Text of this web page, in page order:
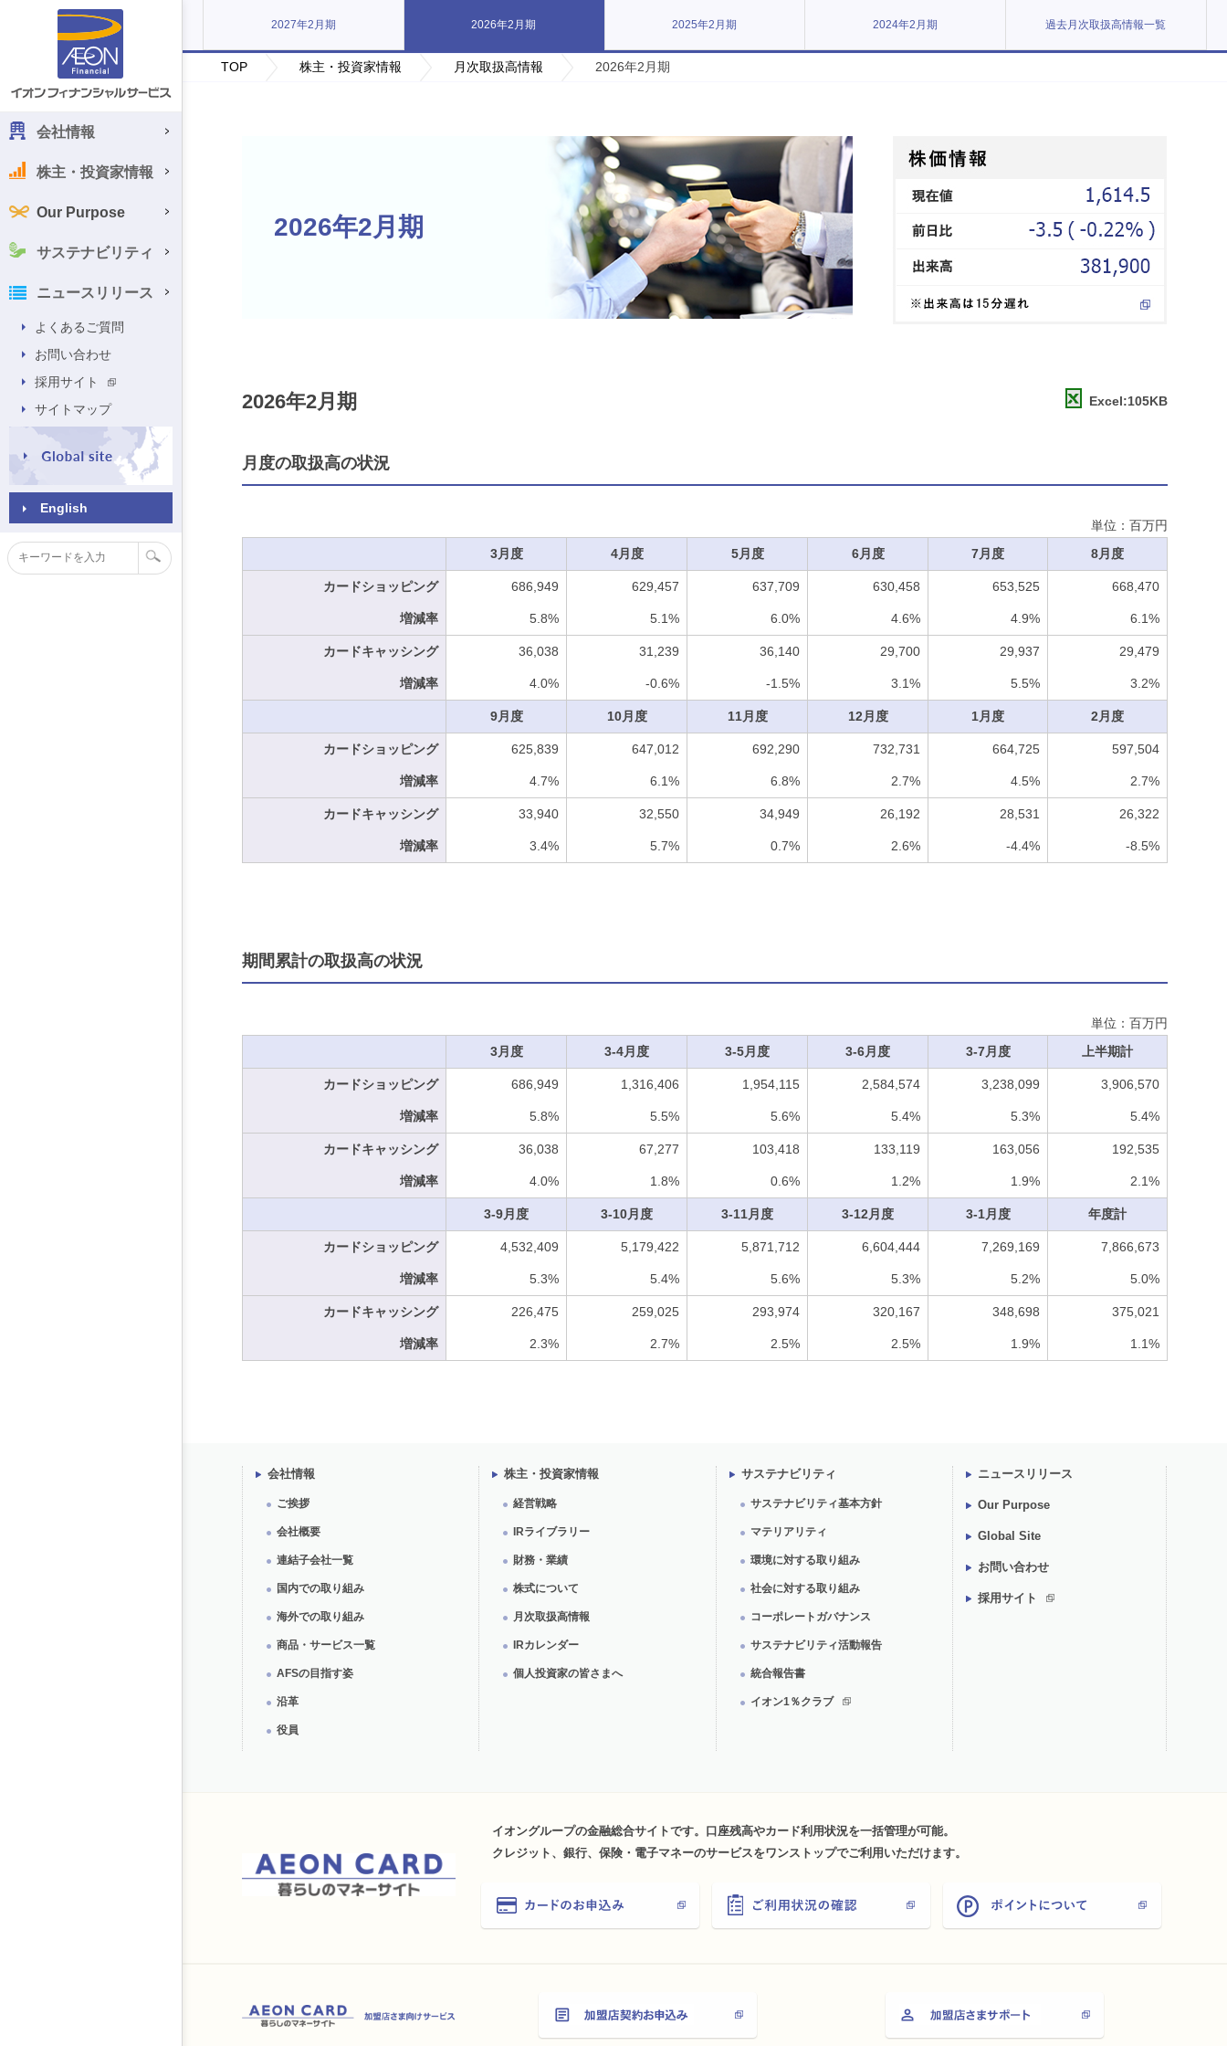
会社情報
株主・投資家情報
Our Purpose
サステナビリティ
ニュースリリース
よくあるご質問
お問い合わせ
採用サイト
サイトマップ
English
2027年2月期 2026年2月期 2025年2月期 2024年2月期 過去月次取扱高情報一覧
TOP 株主・投資家情報 月次取扱高情報 2026年2月期
2026年2月期
2026年2月期 Excel:105KB
月度の取扱高の状況
単位：百万円
3月度
4月度 5月度 6月度 7月度 8月度
カードショッピング 686,949 629,457 637,709 630,458 653,525 668,470
増減率 5.8% 5.1% 6.0% 4.6% 4.9% 6.1%
カードキャッシング 36,038 31,239 36,140 29,700 29,937 29,479
増減率 4.0% -0.6% -1.5% 3.1% 5.5% 3.2%
9月度 10月度 11月度 12月度 1月度 2月度
カードショッピング 625,839 647,012 692,290 732,731 664,725 597,504
増減率 4.7% 6.1% 6.8% 2.7% 4.5% 2.7%
カードキャッシング 33,940 32,550 34,949 26,192 28,531 26,322
増減率 3.4% 5.7% 0.7% 2.6% -4.4% -8.5%
期間累計の取扱高の状況
単位：百万円
3月度
3-4月度 3-5月度 3-6月度 3-7月度 上半期計
カードショッピング 686,949 1,316,406 1,954,115 2,584,574 3,238,099 3,906,570
増減率 5.8% 5.5% 5.6% 5.4% 5.3% 5.4%
カードキャッシング 36,038 67,277 103,418 133,119 163,056 192,535
増減率 4.0% 1.8% 0.6% 1.2% 1.9% 2.1%
3-9月度 3-10月度 3-11月度 3-12月度 3-1月度 年度計
カードショッピング 4,532,409 5,179,422 5,871,712 6,604,444 7,269,169 7,866,673
増減率 5.3% 5.4% 5.6% 5.3% 5.2% 5.0%
カードキャッシング 226,475 259,025 293,974 320,167 348,698 375,021
増減率 2.3% 2.7% 2.5% 2.5% 1.9% 1.1%
会社情報
ご挨拶
会社概要
連結子会社一覧
国内での取り組み
海外での取り組み
商品・サービス一覧
AFSの目指す姿
沿革
役員
株主・投資家情報
経営戦略
IRライブラリー
財務・業績
株式について
月次取扱高情報
IRカレンダー
個人投資家の皆さまへ
サステナビリティ
サステナビリティ基本方針
マテリアリティ
環境に対する取り組み
社会に対する取り組み
コーポレートガバナンス
サステナビリティ活動報告
統合報告書
イオン1％クラブ
ニュースリリース
Our Purpose
Global Site
お問い合わせ
採用サイト
イオングループの金融総合サイトです。口座残高やカード利用状況を一括管理が可能。
クレジット、銀行、保険・電子マネーのサービスをワンストップでご利用いただけます。